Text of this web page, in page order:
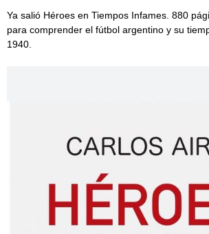
Ya salió Héroes en Tiempos Infames. 880
para comprender el fútbol argentino y su
1940.